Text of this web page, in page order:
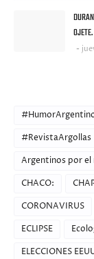
OJETE.
#RevistaArgollas
Argentinos por el
CHACO:
CORONAVIRUS
ECLIPSE
ELECCIONES